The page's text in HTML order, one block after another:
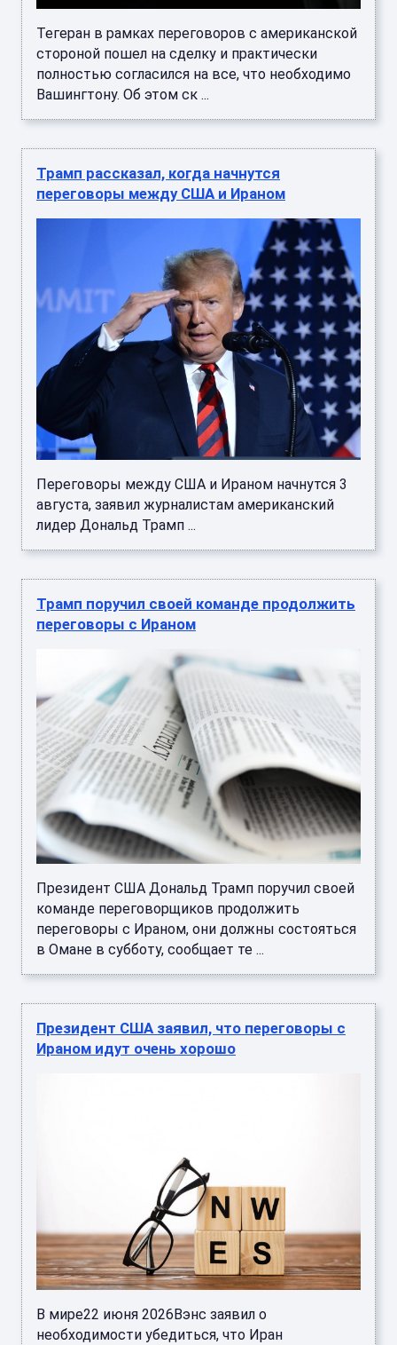
Тегеран в рамках переговоров с американской
стороной пошел на сделку и практически
полностью согласился на все, что необходимо
Вашингтону. Об этом ск ...
Трамп рассказал, когда начнутся
переговоры между США и Ираном
Переговоры между США и Ираном начнутся 3
августа, заявил журналистам американский
лидер Дональд Трамп ...
Трамп поручил своей команде продолжить
переговоры с Ираном
Президент США Дональд Трамп поручил своей
команде переговорщиков продолжить
переговоры с Ираном, они должны состояться
в Омане в субботу, сообщает те ...
Президент США заявил, что переговоры с
Ираном идут очень хорошо
В мире22 июня 2026Вэнс заявил о
необходимости убедиться, что Иран